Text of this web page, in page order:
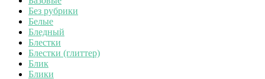
Без рубрики
Белые
Бледный
Блестки
Блестки (глиттер)
Блик
Блики